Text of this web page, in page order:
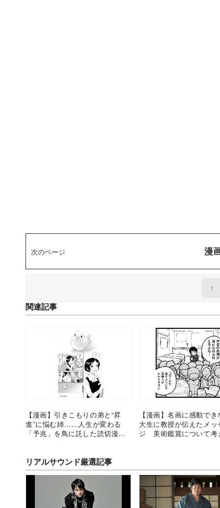
次のページ 漫
1
関連記事
【漫画】引きこもりの弟と“昇
進”に悩む姉……人生が変わる
「予兆」を鳥に託した読切漫画
【漫画】名画に感動で
大生に教授が伝えたメッ
ジ 美術鑑賞について考
リアルサウンド厳選記事